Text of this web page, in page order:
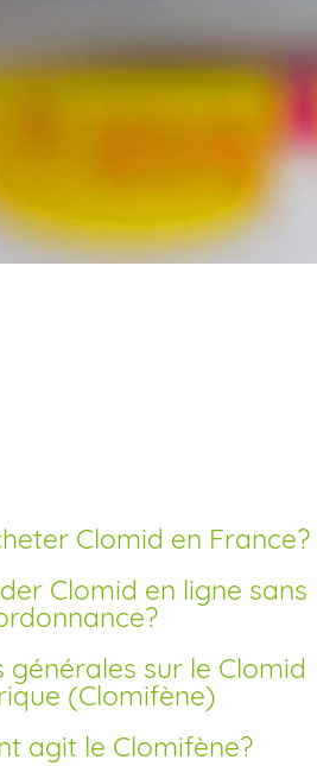
Clomid en France?
(Clomifène)
agit le Clomifène?